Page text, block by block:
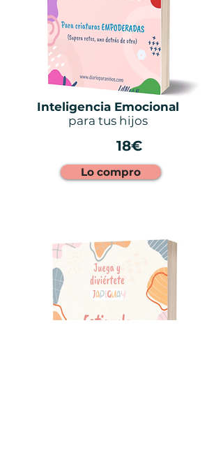
Inteligencia Emocional
para tus hijos
18€
Lo compro